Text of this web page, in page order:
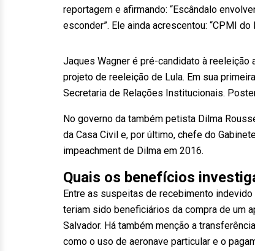
reportagem e afirmando: “Escândalo
esconder”. Ele ainda acrescentou: “CPMI do
Jaques Wagner é pré-candidato à
projeto de reeleição de Lula. Em sua
Secretaria de Relações Institucionais.
No governo da também petista Dilma
da Casa Civil e, por último, chefe do
impeachment de Dilma em 2016.
Quais os benefícios
Entre as suspeitas de recebimento
teriam sido beneficiários da compra de um
Salvador. Há também menção a
como o uso de aeronave particular e o